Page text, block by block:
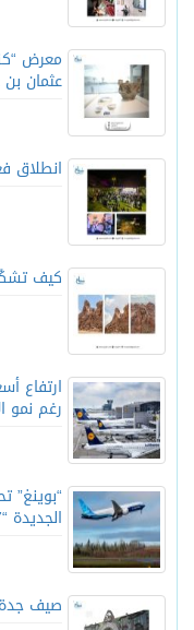
معرض
عثمان
انطلاق
كيف
رغم نمو
“بوينغ”
الجديدة “737-7” بعد تأخير سنوات
صيف جدة 2026 يتلألأ بفعاليات ترفيهية متنوعة